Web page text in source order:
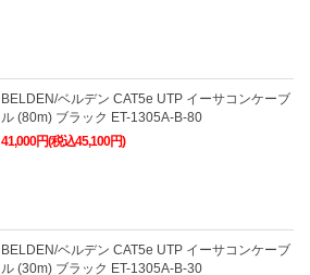
BELDEN/ベルデン CAT5e UTP イーサコンケーブ
ル (80m) ブラック ET-1305A-B-80
41,000円(税込45,100円)
BELDEN/ベルデン CAT5e UTP イーサコンケーブ
ル (30m) ブラック ET-1305A-B-30